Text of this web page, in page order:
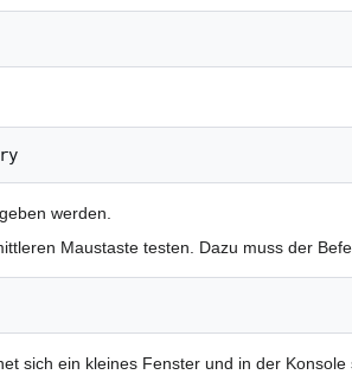
werden.
Maustaste testen. Dazu muss der
sich ein kleines Fenster und in der